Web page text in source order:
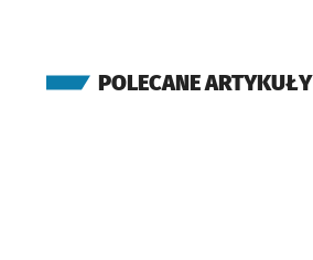
POLECANE ARTYKUŁY